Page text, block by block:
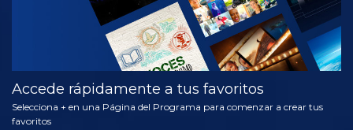
Accede rápidamente a tus favoritos
Selecciona + en una Página del Programa para comenzar a crear tus
favoritos